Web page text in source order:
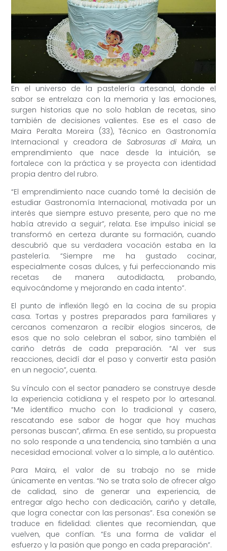
En el universo de la pastelería artesanal, donde el
sabor se entrelaza con la memoria y las emociones,
surgen historias que no solo hablan de recetas, sino
también de decisiones valientes. Ese es el caso de
Maira Peralta Moreira (33), Técnico en Gastronomía
Internacional y creadora de Sabrosuras di Maira, un
emprendimiento que nace desde la intuición, se
fortalece con la práctica y se proyecta con identidad
propia dentro del rubro.
“El emprendimiento nace cuando tomé la decisión de
estudiar Gastronomía Internacional, motivada por un
interés que siempre estuvo presente, pero que no me
había atrevido a seguir”, relata. Ese impulso inicial se
transformó en certeza durante su formación, cuando
descubrió que su verdadera vocación estaba en la
pastelería. “Siempre me ha gustado cocinar,
especialmente cosas dulces, y fui perfeccionando mis
recetas de manera autodidacta, probando,
equivocándome y mejorando en cada intento”.
El punto de inflexión llegó en la cocina de su propia
casa. Tortas y postres preparados para familiares y
cercanos comenzaron a recibir elogios sinceros, de
esos que no solo celebran el sabor, sino también el
cariño detrás de cada preparación. “Al ver sus
reacciones, decidí dar el paso y convertir esta pasión
en un negocio”, cuenta.
Su vínculo con el sector panadero se construye desde
la experiencia cotidiana y el respeto por lo artesanal.
“Me identifico mucho con lo tradicional y casero,
rescatando ese sabor de hogar que hoy muchas
personas buscan”, afirma. En ese sentido, su propuesta
no solo responde a una tendencia, sino también a una
necesidad emocional: volver a lo simple, a lo auténtico.
Para Maira, el valor de su trabajo no se mide
únicamente en ventas. “No se trata solo de ofrecer algo
de calidad, sino de generar una experiencia, de
entregar algo hecho con dedicación, cariño y detalle,
que logra conectar con las personas”. Esa conexión se
traduce en fidelidad: clientes que recomiendan, que
vuelven, que confían. “Es una forma de validar el
esfuerzo y la pasión que pongo en cada preparación”.